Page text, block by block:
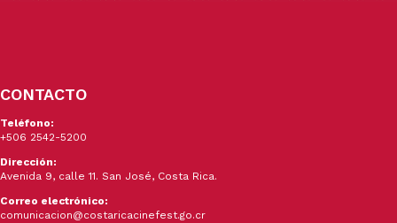
CONTACTO
Teléfono:
+506 2542-5200
Dirección:
Avenida 9, calle 11. San José, Costa Rica.
Correo electrónico:
comunicacion@costaricacinefest.go.cr